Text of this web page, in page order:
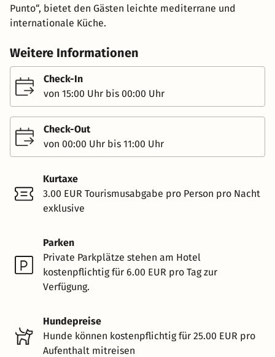
Punto“, bietet den Gästen leichte mediterrane und
internationale Küche.
Weitere Informationen
Check-In
von 15:00 Uhr bis 00:00 Uhr
Check-Out
von 00:00 Uhr bis 11:00 Uhr
Kurtaxe
3.00 EUR Tourismusabgabe pro Person pro Nacht
exklusive
Parken
Private Parkplätze stehen am Hotel
kostenpflichtig für 6.00 EUR pro Tag zur
Verfügung.
Hundepreise
Hunde können kostenpflichtig für 25.00 EUR pro
Aufenthalt mitreisen